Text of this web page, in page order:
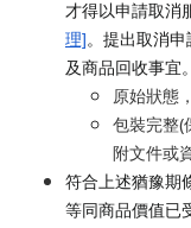
才得以申請取消
理]。提出取消
及商品回收事宜
原始狀態
包裝完整(
附文件或
符合上述猶豫期
等同商品價值已